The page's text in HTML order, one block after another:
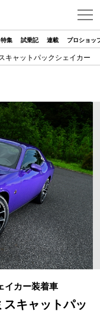
特集 試乗記 連載 プロショッ
キャットパックシェイカー
イカー装着車
キャットパッ